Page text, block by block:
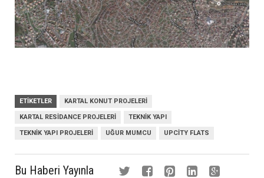
ETIKETLER KARTAL KONUT PROJELERI
KARTAL RESIDANCE PROJELERI TEKNIK YAPI
TEKNIK YAPI PROJELERI UĞUR MUMCU UPCITY FLATS
Bu Haberi Yayınla